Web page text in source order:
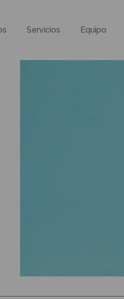
Servicios Equipo